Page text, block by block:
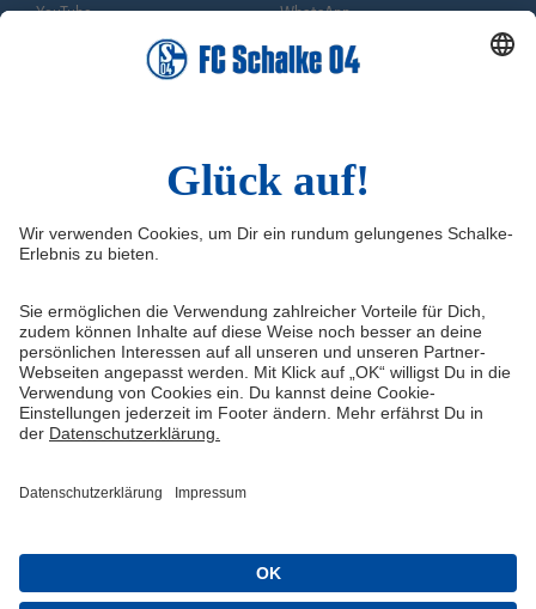
Service & Kontakt
Erklärung zur Barrierefreiheit
Medienportal
Datenschutz
Haftungsausschluss
Tickets
VELTINS-Arena
Knappenschmiede
ERWIN buchen
YouTube
WhatsApp
Sina Weibo